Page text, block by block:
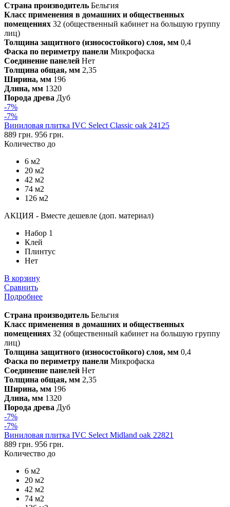
Страна производитель Бельгия
Класс применения в домашних и общественных
помещениях 32 (общественный кабинет на большую группу
лиц)
Толщина защитного (износостойкого) слоя, мм 0,4
Фаска по периметру панели Микрофаска
Соединение панелей Нет
Толщина общая, мм 2,35
Ширина, мм 196
Длина, мм 1320
Порода древа Дуб
-7%
-7%
Виниловая плитка IVC Select Classic oak 24125
889 грн. 956 грн.
Количество до
6 м2
20 м2
42 м2
74 м2
126 м2
АКЦИЯ - Вместе дешевле (доп. материал)
Набор 1
Клей
Плинтус
Нет
В корзину
Сравнить
Подробнее
Страна производитель Бельгия
Класс применения в домашних и общественных
помещениях 32 (общественный кабинет на большую группу
лиц)
Толщина защитного (износостойкого) слоя, мм 0,4
Фаска по периметру панели Микрофаска
Соединение панелей Нет
Толщина общая, мм 2,35
Ширина, мм 196
Длина, мм 1320
Порода древа Дуб
-7%
-7%
Виниловая плитка IVC Select Midland oak 22821
889 грн. 956 грн.
Количество до
6 м2
20 м2
42 м2
74 м2